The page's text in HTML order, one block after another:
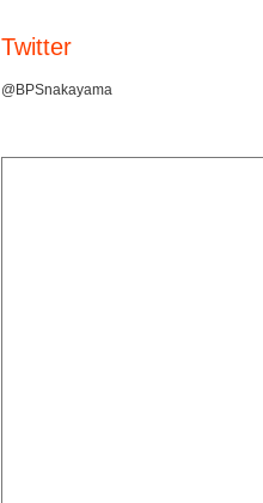
Twitter
@BPSnakayama